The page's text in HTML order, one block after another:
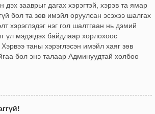
дэх зааврыг дагах хэрэгтэй, хэрэв та ямар
бол та зөв имэйл оруулсан эсэхээ шалгах
хэрэглэдэг нэг гол шалтгаан нь дэмий
үл мэдэгдэх байдлаар хорлохоос
таны хэрэглэсэн имэйл хаяг зөв
бол энэ талаар Админуудтай холбоо